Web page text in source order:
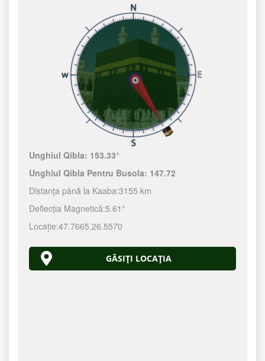
Unghiul Qibla: 153.33°
Unghiul Qibla Pentru Busola: 147.72
Distanța până la Kaaba:3155 km
Deflecția Magnetică:5.61°
Locație:47.7665,26.5570
GĂSIȚI LOCAȚIA